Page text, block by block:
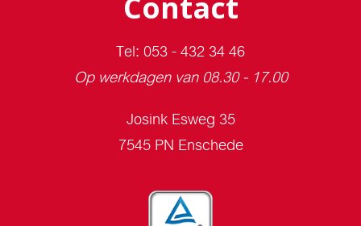
Tel: 053 - 432 34 46
Op werkdagen van 08.30 - 17.00
Josink Esweg 35
7545 PN Enschede